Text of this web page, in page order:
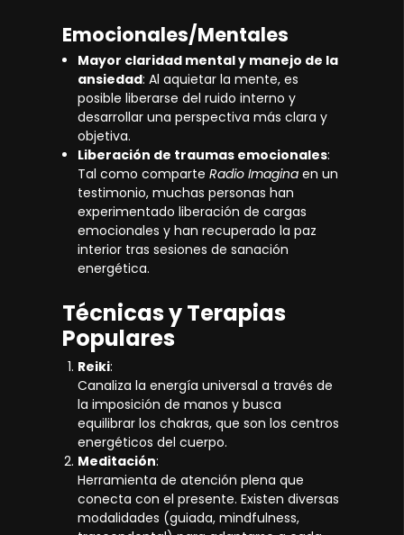
Emocionales/Mentales
Mayor claridad mental y manejo de la
ansiedad: Al aquietar la mente, es
posible liberarse del ruido interno y
desarrollar una perspectiva más clara y
objetiva.
Liberación de traumas emocionales:
Tal como comparte Radio Imagina en un
testimonio, muchas personas han
experimentado liberación de cargas
emocionales y han recuperado la paz
interior tras sesiones de sanación
energética.
Técnicas y Terapias
Populares
Reiki:
Canaliza la energía universal a través de
la imposición de manos y busca
equilibrar los chakras, que son los centros
energéticos del cuerpo.
Meditación:
Herramienta de atención plena que
conecta con el presente. Existen diversas
modalidades (guiada, mindfulness,